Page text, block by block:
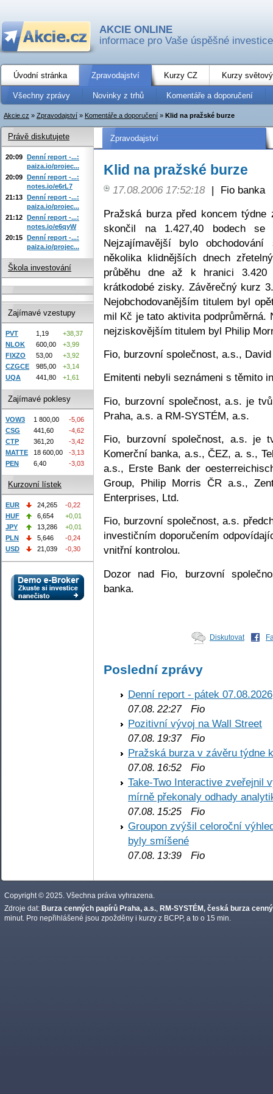
AKCIE ONLINE
informace pro Vaše úspěšné investice
Úvodní stránka Zpravodajství Kurzy CZ Kurzy
Všechny zprávy Novinky z trhů Komentáře a doporučení
Akcie.cz » Zpravodajství » Komentáře a doporučení » Klid na pražské burze
Zpravodajství
Klid na pražské burze
17.08.2006 17:52:18 |
Fio banka
Pražská burza před koncem
skončil na 1.427,40 bodech se
Nejzajímavější bylo
několika klidnějších dnech
průběhu dne až k hranici
krátkodobé zisky. Závěrečný kurz
Nejobchodovanějším titulem byl
mil Kč je tato aktivita podprůměrná.
nejziskovějším titulem byl Philip
Fio, burzovní společnost, a.s.,
Emitenti nebyli seznámeni s těmito
Fio, burzovní společnost, a.s. je
Praha, a.s. a RM-SYSTÉM, a.s.
Fio, burzovní společnost, a.s. je
Komerční banka, a.s., ČEZ, a. s.,
a.s., Erste Bank der
Group, Philip Morris ČR a.s.,
Enterprises, Ltd.
Fio, burzovní společnost, a.s.
investičním doporučením
vnitřní kontrolou.
Dozor nad Fio, burzovní
banka.
Diskutovat
Poslední zprávy
Denní report - pátek 07.08.2026
07.08. 22:27Fio
Pozitivní vývoj na Wall Street
07.08. 19:37Fio
Pražská burza v závěru týdne
07.08. 16:52 Fio
Take-Two Interactive zveřejnil
mírně překonaly odhady
07.08. 15:25 Fio
Groupon zvýšil celoroční
byly smíšené
07.08. 13:39 Fio
Právě diskutujete
20:09 Denní report -...:
paiza.io/projec...
20:09 Denní report -...:
notes.io/e6rL7
21:13 Denní report -...:
paiza.io/projec...
21:12 Denní report -...:
notes.io/e6qyW
20:15 Denní report -...:
paiza.io/projec...
Škola investování
Zajímavé vzestupy
PVT 1,19
+38,37
NLOK
600,00
+3,99
FIXZO
53,00
+3,92
CZGCE
985,00
+3,14
UQA
441,80 +1,61
Zajímavé poklesy
VOW3 1 800,00
-5,06
CSG
441,60
-4,62
CTP
361,20
-3,42
MATTE
18 600,00
-3,13
PEN
6,40 -3,03
Kurzovní lístek
EUR 24,265
-0,22
HUF
6,654
+0,01
JPY
13,286
+0,01
PLN
5,646
-0,24
USD
21,039 -0,30
Copyright © 2025. Všechna práva vyhrazena.
Zdroje dat: Burza cenných papírů Praha, a.s., RM-SYSTÉM, česká burza
minut. Pro nepřihlášené jsou zpožděny i kurzy z BCPP, a to o 15 min.